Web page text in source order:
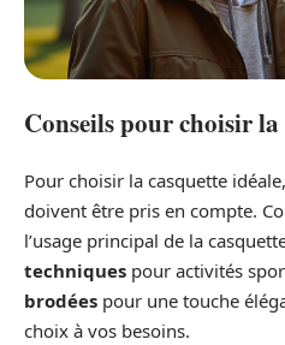
Conseils pour choisir
Pour choisir la casquette
doivent être pris en compte.
l’usage principal de la
techniques pour activités
brodées pour une touche
choix à vos besoins.